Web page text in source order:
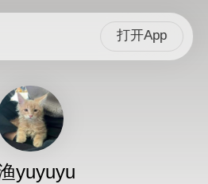
打开App
yuyuyu